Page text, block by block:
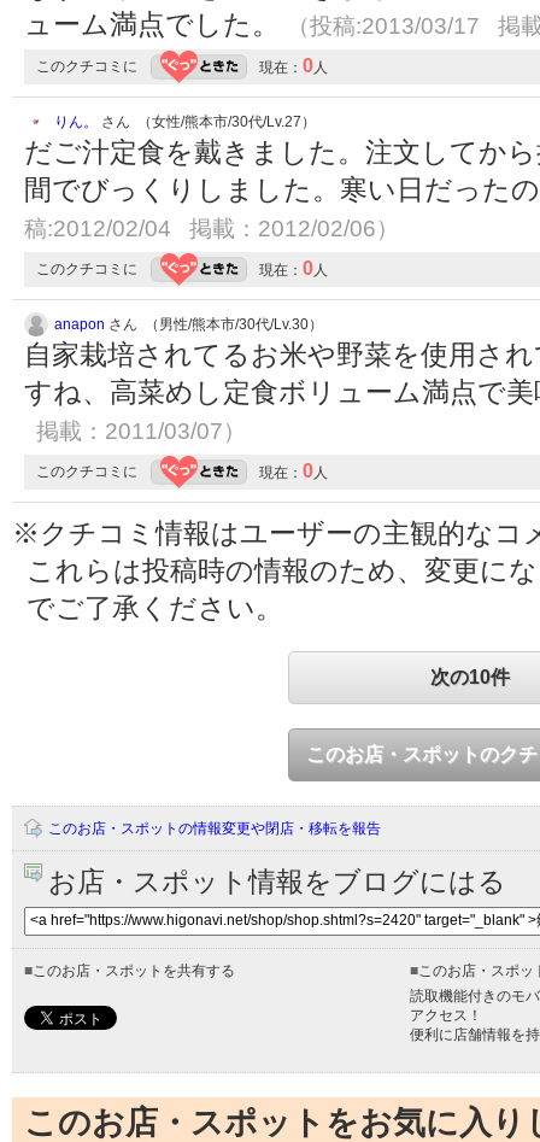
ューム満点でした。
（投稿:2013/03/17 掲
このクチコミに 現在： 0 人
りん。 さん （女性/熊本市/30代/Lv.27）
だご汁定食を戴きました。注文してか
間でびっくりしました。寒い日だった
稿:2012/02/04 掲載：2012/02/06）
このクチコミに 現在： 0 人
anapon さん （男性/熊本市/30代/Lv.30）
自家栽培されてるお米や野菜を使用さ
すね、高菜めし定食ボリューム満点で
掲載：2011/03/07）
このクチコミに 現在： 0 人
※クチコミ情報はユーザーの主観的なコ
これらは投稿時の情報のため、変更に
でご了承ください。
次の10件
このお店・スポットのク
このお店・スポットの情報変更や閉店・移転を報告
お店・スポット情報をブログにはる
■ このお店・スポットを共有する ■ このお店・スポ
読取機能付きのモ
アクセス！
便利に店舗情報を
このお店・スポットをお気に入